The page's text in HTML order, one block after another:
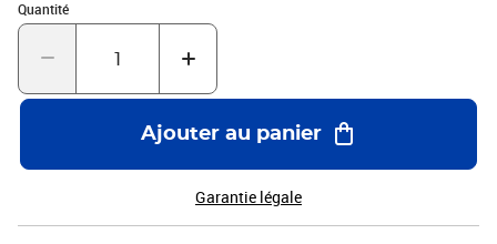
Quantité
Quantité : 1
Ajouter au panier
Garantie légale